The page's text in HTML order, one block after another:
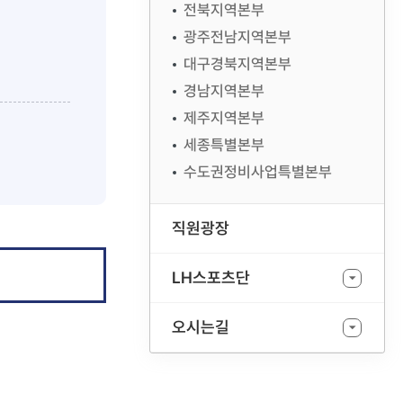
전북지역본부
광주전남지역본부
대구경북지역본부
경남지역본부
제주지역본부
세종특별본부
수도권정비사업특별본부
직원광장
LH스포츠단
오시는길